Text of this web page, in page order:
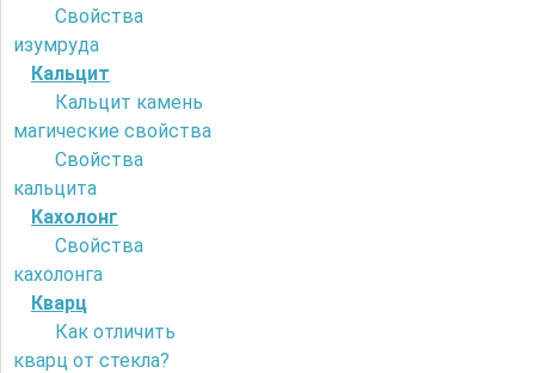
Свойства
изумруда
Кальцит
Кальцит камень
магические свойства
Свойства
кальцита
Кахолонг
Свойства
кахолонга
Кварц
Как отличить
кварц от стекла?